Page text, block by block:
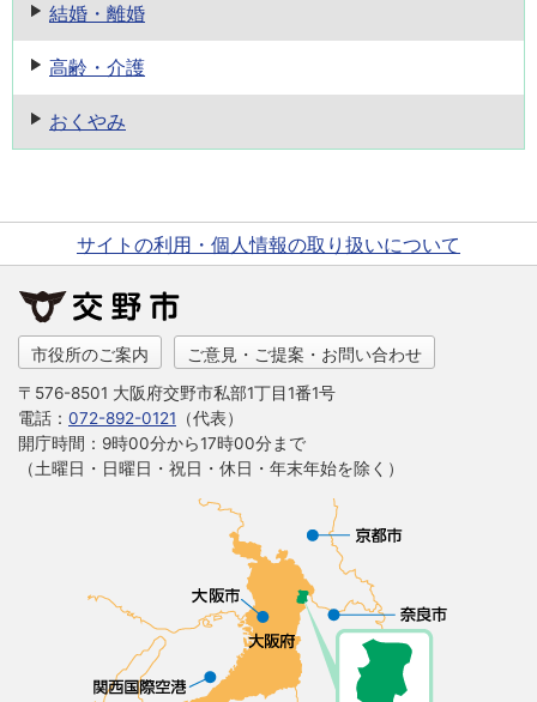
結婚・離婚
高齢・介護
おくやみ
サイトの利用・個人情報の取り扱いについて
市役所のご案内 ご意見・ご提案・お問い合わせ
〒576-8501 大阪府交野市私部1丁目1番1号
電話： 072-892-0121 （代表）
開庁時間：9時00分から17時00分まで
（土曜日・日曜日・祝日・休日・年末年始を除く）